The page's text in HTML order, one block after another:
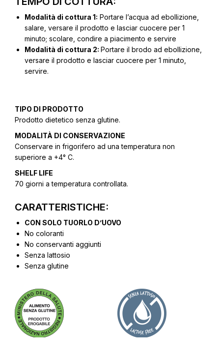
Modalità di cottura 1: Portare l’acqua ad ebollizione,
salare, versare il prodotto e lasciar cuocere per 1
minuto; scolare, condire a piacimento e servire
Modalità di cottura 2: Portare il brodo ad ebollizione,
versare il prodotto e lasciar cuocere per 1 minuto,
servire.
TIPO DI PRODOTTO
Prodotto dietetico senza glutine.
MODALITÀ DI CONSERVAZIONE
Conservare in frigorifero ad una temperatura non
superiore a +4° C.
SHELF LIFE
70 giorni a temperatura controllata.
CARATTERISTICHE:
CON SOLO TUORLO D’UOVO
No coloranti
No conservanti aggiunti
Senza lattosio
Senza glutine